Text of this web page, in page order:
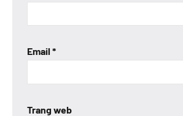
Email *
Trang web